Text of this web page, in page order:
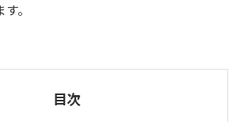
。
目次